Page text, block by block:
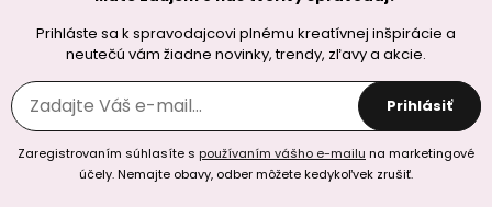
Prihláste sa k spravodajcovi plnému kreatívnej inšpirácie a
neutečú vám žiadne novinky, trendy, zľavy a akcie.
Prihlásiť
Zaregistrovaním súhlasíte s používaním vášho e-mailu na marketingové
účely. Nemajte obavy, odber môžete kedykoľvek zrušiť.